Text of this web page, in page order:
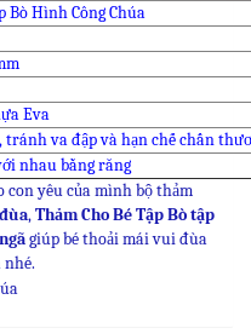
Bò Hình Công Chúa
Eva
tránh va đập và hạn chế chấn
nhau bằng răng
yêu của mình bộ thảm
,Thảm Cho Bé Tập Bò tập
giúp bé thoải mái vui đùa